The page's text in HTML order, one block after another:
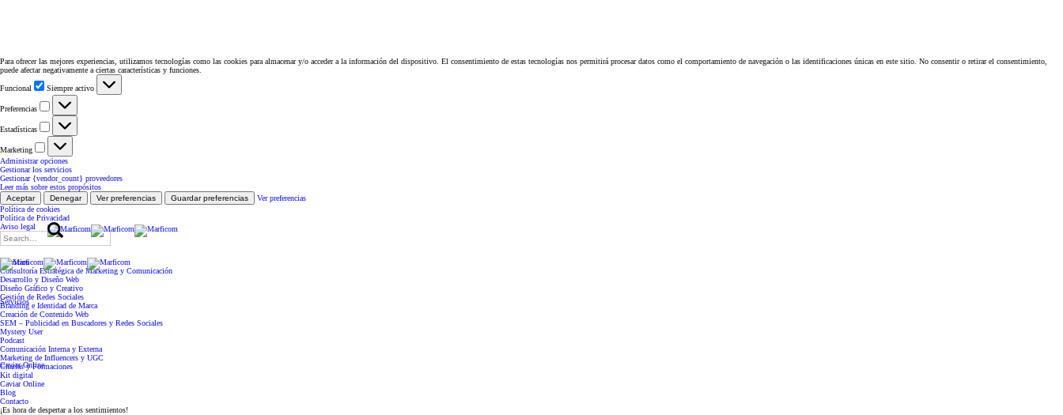
Para ofrecer las mejores experiencias, utilizamos tecnologías como las cookies para almacenar y/o acceder a la información del dispositivo. El consentimiento de estas tecnologías nos permitirá procesar datos como el comportamiento de navegación o las identificaciones únicas en este sitio. No consentir o retirar el consentimiento,
puede afectar negativamente a ciertas características y funciones.
Funcional
Siempre activo
Preferencias
Preferencias
Estadísticas
Estadísticas
Marketing
Marketing
Administrar opciones
Gestionar los servicios
Gestionar {vendor_count} proveedores
Leer más sobre estos propósitos
Aceptar
Denegar Ver preferencias Guardar preferencias
Ver preferencias
Política de cookies
Política de Privacidad
Aviso legal
Search
for:
Servicios
Caviar Online
Servicios
Consultoría Estratégica de Marketing y Comunicación
Desarrollo y Diseño Web
Diseño Gráfico y Creativo
Gestión de Redes Sociales
Branding e Identidad de Marca
Creación de Contenido Web
SEM – Publicidad en Buscadores y Redes Sociales
Mystery User
Podcast
Comunicación Interna y Externa
Marketing de Influencers y UGC
Charlas y Formaciones
Kit digital
Caviar Online
Blog
Contacto
¡Es hora de despertar a los sentimientos!